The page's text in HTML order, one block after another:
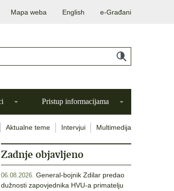
Mapa weba English e-Građani
Pristup informacijama
Aktualne teme Intervjui Multimedija
Zadnje objavljeno
06.08.2026. General-bojnik Zdilar predao
dužnosti zapovjednika HVU-a primatelju